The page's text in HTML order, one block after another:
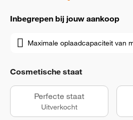
Inbegrepen bij jouw aankoop
Maximale oplaadcapaciteit van
Cosmetische staat
Perfecte staat
Uitverkocht